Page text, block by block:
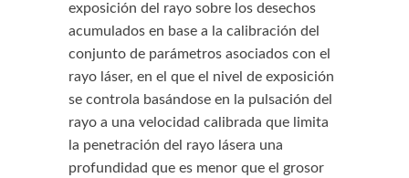
exposición del rayo sobre los desechos
acumulados en base a la calibración del
conjunto de parámetros asociados con el
rayo láser, en el que el nivel de exposición
se controla basándose en la pulsación del
rayo a una velocidad calibrada que limita
la penetración del rayo lásera una
profundidad que es menor que el grosor